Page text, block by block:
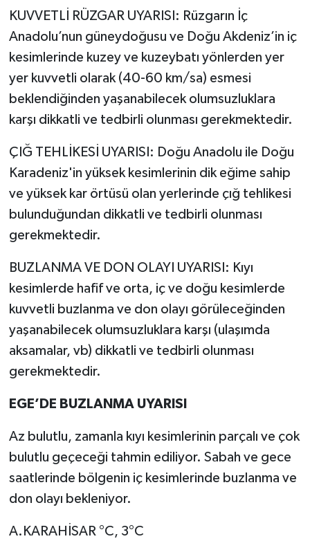
KUVVETLİ RÜZGAR UYARISI: Rüzgarın İç
Anadolu’nun güneydoğusu ve Doğu Akdeniz’in iç
kesimlerinde kuzey ve kuzeybatı yönlerden yer
yer kuvvetli olarak (40-60 km/sa) esmesi
beklendiğinden yaşanabilecek olumsuzluklara
karşı dikkatli ve tedbirli olunması gerekmektedir.
ÇIĞ TEHLİKESİ UYARISI: Doğu Anadolu ile Doğu
Karadeniz'in yüksek kesimlerinin dik eğime sahip
ve yüksek kar örtüsü olan yerlerinde çığ tehlikesi
bulunduğundan dikkatli ve tedbirli olunması
gerekmektedir.
BUZLANMA VE DON OLAYI UYARISI: Kıyı
kesimlerde hafif ve orta, iç ve doğu kesimlerde
kuvvetli buzlanma ve don olayı görüleceğinden
yaşanabilecek olumsuzluklara karşı (ulaşımda
aksamalar, vb) dikkatli ve tedbirli olunması
gerekmektedir.
EGE’DE BUZLANMA UYARISI
Az bulutlu, zamanla kıyı kesimlerinin parçalı ve çok
bulutlu geçeceği tahmin ediliyor. Sabah ve gece
saatlerinde bölgenin iç kesimlerinde buzlanma ve
don olayı bekleniyor.
A.KARAHİSAR °C, 3°C